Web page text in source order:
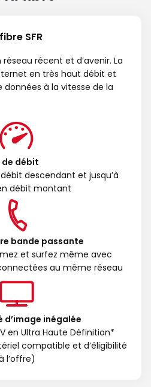
SFR
récent et d’avenir. La
en très haut débit et
à la vitesse de la
de débit
descendant et jusqu’à
débit montant
bande passante
et surfez même avec
au même réseau
d’image inégalée
en Ultra Haute Définition*
compatible et d’éligibilité
l’offre)